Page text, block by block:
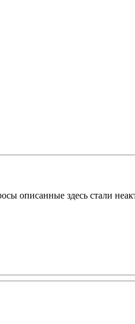
описанные здесь стали